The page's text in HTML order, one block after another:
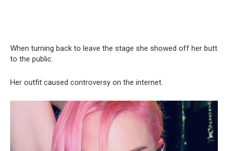
When turning back to leave the stage she showed off her butt
to the public.
Her outfit caused controversy on the internet.